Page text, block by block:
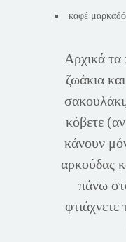
καφέ
Αρχικά τα
ζωάκια
κόβετε
κάνουν
αρκούδας
πάνω
φτιάχνετε